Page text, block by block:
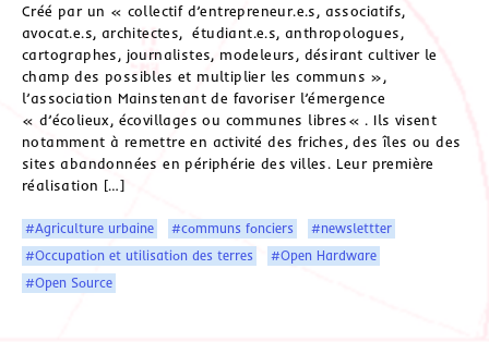
Créé par un « collectif d’entrepreneur.e.s, associatifs,
avocat.e.s, architectes, étudiant.e.s, anthropologues,
cartographes, journalistes, modeleurs, désirant cultiver le
champ des possibles et multiplier les communs »,
l’association Mainstenant de favoriser l’émergence
« d’écolieux, écovillages ou communes libres« . Ils visent
notamment à remettre en activité des friches, des îles ou des
sites abandonnées en périphérie des villes. Leur première
réalisation […]
#Agriculture urbaine #communs fonciers
#newslettter
#Occupation et utilisation des terres
#Open Hardware
#Open Source